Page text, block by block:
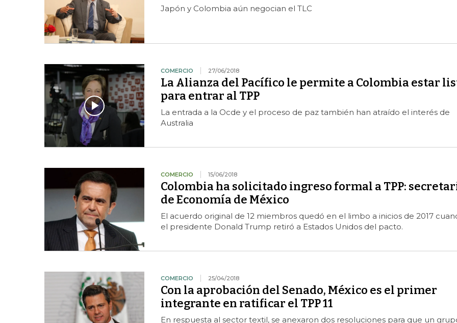
Japón y Colombia aún negocian el TLC
COMERCIO 27/06/2018
La Alianza del Pacífico le permite a Colombia estar
para entrar al TPP
La entrada a la Ocde y el proceso de paz también han atraído el interés de
Australia
COMERCIO 15/06/2018
Colombia ha solicitado ingreso formal a TPP:
de Economía de México
El acuerdo original de 12 miembros quedó en el limbo a inicios de 2017
el presidente Donald Trump retiró a Estados Unidos del pacto.
COMERCIO 25/04/2018
Con la aprobación del Senado, México es el primer
integrante en ratificar el TPP 11
En respuesta al sector textil, se anexaron dos resoluciones para que un